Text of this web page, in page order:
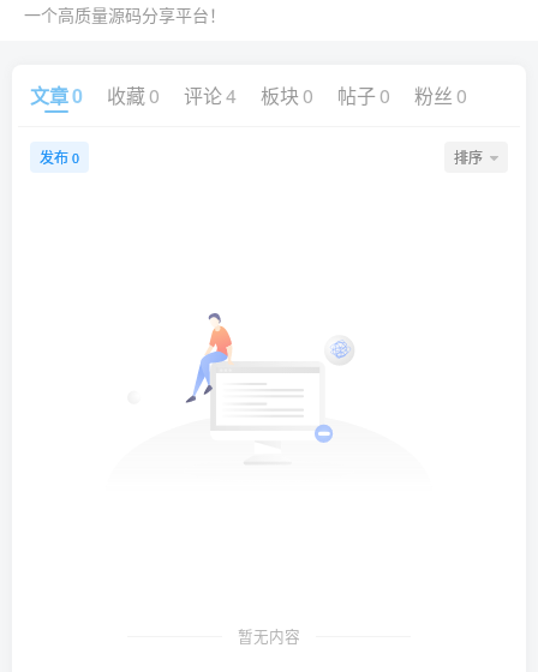
一个高质量源码分享平台！
文章0 收藏0 评论4 板块 0 帖子0 粉丝 0
发布 0 排序
暂无内容